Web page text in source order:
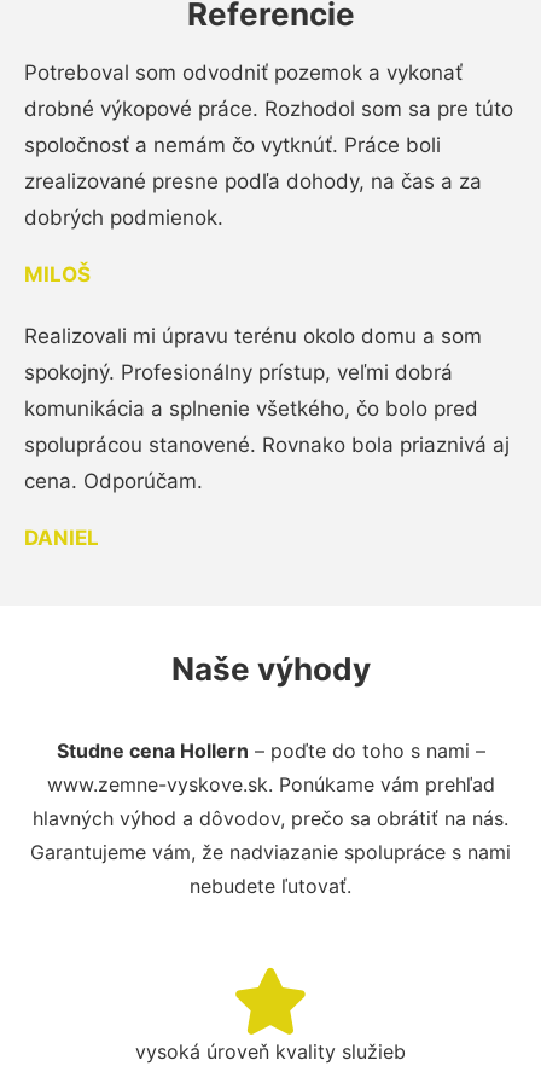
Referencie
Potreboval som odvodniť pozemok a vykonať
drobné výkopové práce. Rozhodol som sa pre túto
spoločnosť a nemám čo vytknúť. Práce boli
zrealizované presne podľa dohody, na čas a za
dobrých podmienok.
MILOŠ
Realizovali mi úpravu terénu okolo domu a som
spokojný. Profesionálny prístup, veľmi dobrá
komunikácia a splnenie všetkého, čo bolo pred
spoluprácou stanovené. Rovnako bola priaznivá aj
cena. Odporúčam.
DANIEL
Naše výhody
Studne cena Hollern – poďte do toho s nami –
www.zemne-vyskove.sk. Ponúkame vám prehľad
hlavných výhod a dôvodov, prečo sa obrátiť na nás.
Garantujeme vám, že nadviazanie spolupráce s nami
nebudete ľutovať.
vysoká úroveň kvality služieb